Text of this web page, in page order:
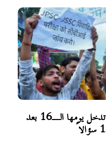
احتجاجات طلابية في رانشي تدخل يومها الـ16 بعد